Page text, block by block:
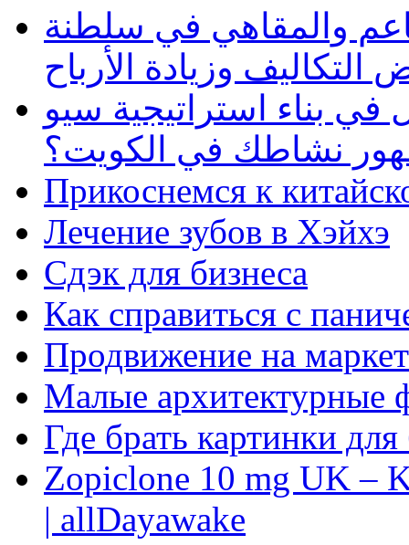
والمقاهي في سلطنة
وزيادة الأرباح
بناء استراتيجية سيو
نشاطك في الكويت؟
Прикоснемся к
Лечение зубов в Хэйхэ
Сдэк для бизнеса
Как справиться с
Продвижение на
Малые архитектурные
Где брать картинки
Zopiclone 10 mg UK –
| allDayawake